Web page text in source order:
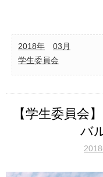
2018年
03月
学生委員会
【学生委員会
バ